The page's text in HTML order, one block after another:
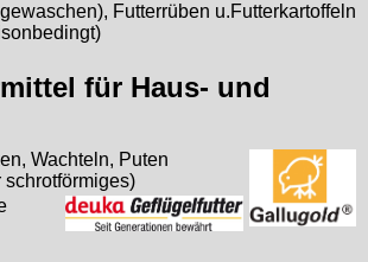
Futterrüben u.Futterkartoffeln
für Haus- und
Wachteln, Puten